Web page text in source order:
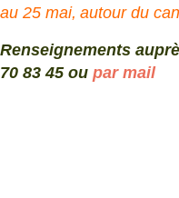
au 25 mai, autour du
Renseignements
70 83 45 ou par mail